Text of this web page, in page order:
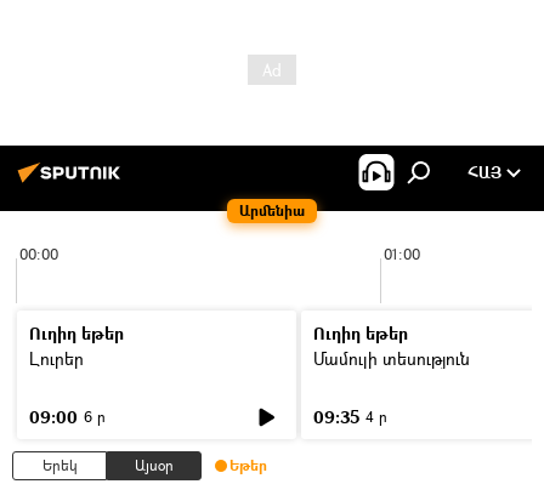
Արմենիա
ՀԱՅ
00:00 01:00
Ուղիղ եթեր
Լուրեր
09:00 6 ր
Ուղիղ եթեր
Մամուլի տեսություն
09:35 4 ր
Երեկ Այսօր Եթեր